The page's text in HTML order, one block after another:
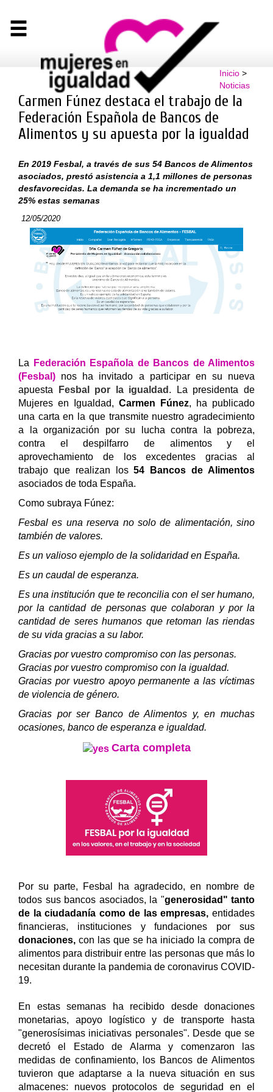
Inicio>
Noticias
Carmen Fúnez destaca el trabajo de la
Federación Española de Bancos de
Alimentos y su apuesta por la igualdad
En 2019 Fesbal, a través de sus 54 Bancos de Alimentos
asociados, prestó asistencia a 1,1 millones de personas
desfavorecidas. La demanda se ha incrementado un
25% estas semanas
12/05/2020
La Federación Española de Bancos de Alimentos
(Fesbal) nos ha invitado a participar en su nueva
apuesta
Fesbal por la igualdad . La presidenta de
Mujeres en Igualdad, Carmen Fúnez, ha publicado
una carta en la que transmite nuestro agradecimiento
a la organización por su lucha contra la pobreza,
contra el despilfarro de alimentos y el
aprovechamiento de los excedentes gracias al
trabajo que realizan los54 Bancos de Alimentos
asociados de toda España.
Como subraya Fúnez:
Fesbal es una reserva no solo de alimentación, sino
también de valores.
Es un valioso ejemplo de la solidaridad en España.
Es un caudal de esperanza.
Es una institución que te reconcilia con el ser humano,
por la cantidad de personas que colaboran y por la
cantidad de seres humanos que retoman las riendas
de su vida gracias a su labor.
Gracias por vuestro compromiso con las personas.
Gracias por vuestro compromiso con la igualdad.
Gracias por vuestro apoyo permanente a las víctimas
de violencia de género.
Gracias por ser Banco de Alimentos y, en muchas
ocasiones, banco de esperanza e igualdad.
Carta completa
Por su parte, Fesbal ha agradecido, en nombre de
todos sus bancos asociados, la "generosidad" tanto
de la ciudadanía como de las empresas, entidades
financieras, instituciones y fundaciones por sus
donaciones, con las que se ha iniciado la compra de
alimentos para distribuir entre las personas que más lo
necesitan durante la pandemia de coronavirus COVID-
19.
En estas semanas ha recibido desde donaciones
monetarias, apoyo logístico y de transporte hasta
"generosísimas iniciativas personales". Desde que se
decretó el Estado de Alarma y comenzaron las
medidas de confinamiento, los Bancos de Alimentos
tuvieron que adaptarse a la nueva situación en sus
almacenes: nuevos protocolos de seguridad en el